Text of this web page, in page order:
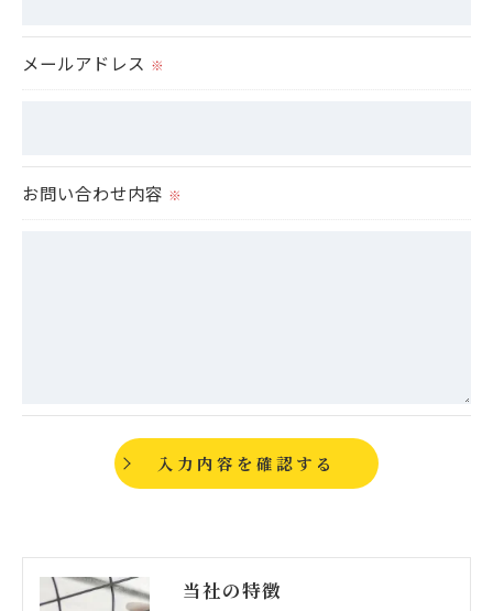
＜個人情報の開示･訂正・削除･利用停止の手続につ
ご本人である事を確認のうえ、対応させて頂きま
メールアドレス ※
お問い合わせ内容 ※
当社の特徴